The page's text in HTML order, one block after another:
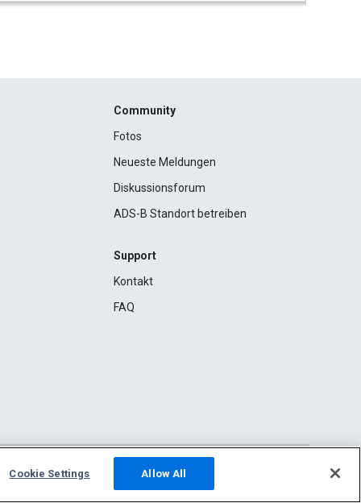
Community
Fotos
Neueste Meldungen
Diskussionsforum
ADS-B Standort betreiben
Support
Kontakt
FAQ
Cookie Settings Allow All